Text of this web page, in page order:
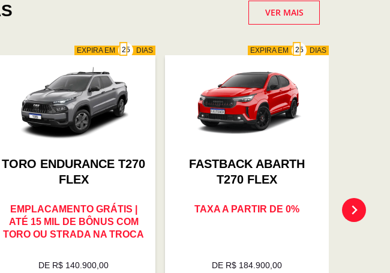
VER MAIS
EXPIRA EM DIAS
TORO ENDURANCE T270
FLEX
EMPLACAMENTO GRÁTIS |
ATÉ 15 MIL DE BÔNUS COM
TORO OU STRADA NA TROCA
DE R$ 140.900,00
EXPIRA EM DIAS
FASTBACK ABARTH
T270 FLEX
TAXA A PARTIR DE 0%
DE R$ 184.900,00